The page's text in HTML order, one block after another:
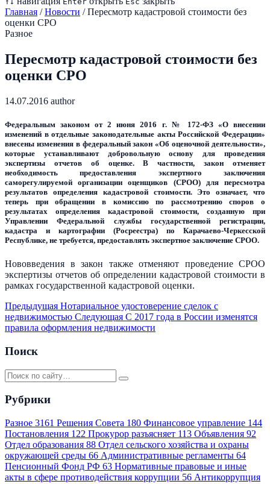
Главная / Новости / Пересмотр кадастровой стоимости без
оценки СРО
Разное
Пересмотр кадастровой стоимости без
оценки СРО
14.07.2016 author
Федеральным законом от 2 июня 2016 г. № 172-ФЗ «О внесении
изменений в отдельные законодательные акты Российской Федерации»
внесены изменения в федеральный закон «Об оценочной деятельности»,
которые устанавливают добровольную основу для проведения
экспертизы отчетов об оценке. В частности, закон отменяет
необходимость предоставления экспертного заключения
саморегулируемой организации оценщиков (СРОО) для пересмотра
результатов определения кадастровой стоимости. Это означает, что
теперь при обращении в комиссию по рассмотрению споров о
результатах определения кадастровой стоимости, созданную при
Управлении Федеральной службы государственной регистрации,
кадастра и картографии (Росреестра) по Карачаево-Черкесской
Республике, не требуется, предоставлять экспертное заключение СРОО.
Нововведения в закон также отменяют проведение СРОО
экспертизы отчетов об определении кадастровой стоимости в
рамках государственной кадастровой оценки.
Предыдущая Нотариальное удостоверение сделок с
недвижимостью Следующая С 2017 года в России изменятся
правила оформления недвижимости
Поиск
Рубрики
Разное 3161 Решения Совета 180 Финансовое управление 144
Постановления 122 Прокурор разъясняет 113 Объявления 92
Отдел образования 88 Отдел сельского хозяйства и охраны
окружающей среды 66 Административные регламенты 64
Пенсионный Фонд РФ 63 Нормативные правовые и иные
акты в сфере противодействия коррупции 56 Антикоррупция